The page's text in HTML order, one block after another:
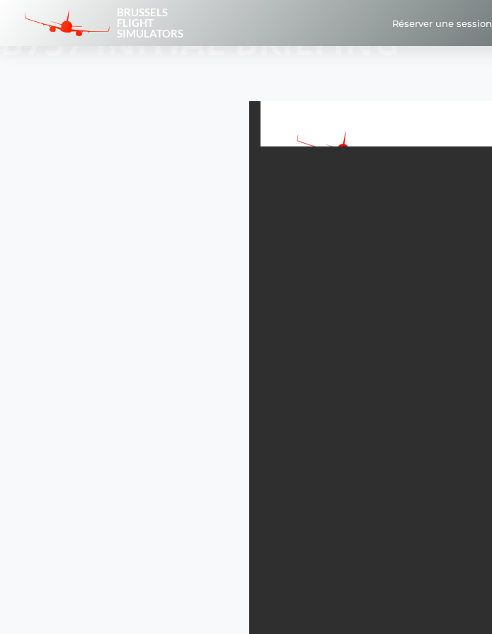
BRUSSELS
FLIGHT
SIMULATORS
Réserver une session
B737 INITIAL BRIEFING